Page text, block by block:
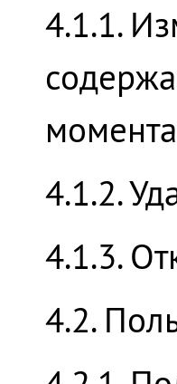
4.1.1.
4.1.2.
4.1.3.
4.2.